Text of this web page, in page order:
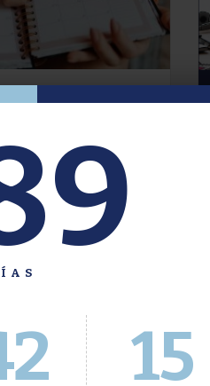
16
Segundo
julio al 4 de agosto a